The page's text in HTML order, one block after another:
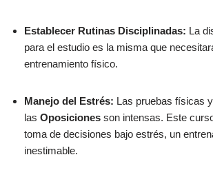
Establecer Rutinas Disciplinadas: La
para el estudio es la misma que
entrenamiento físico.
Manejo del Estrés: Las pruebas físicas
las Oposiciones son intensas. Este
toma de decisiones bajo estrés, un
inestimable.